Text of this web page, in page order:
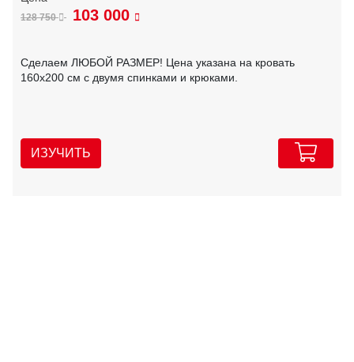
128 750 103 000
Сделаем ЛЮБОЙ РАЗМЕР! Цена указана на кровать
160х200 см с двумя спинками и крюками.
ИЗУЧИТЬ